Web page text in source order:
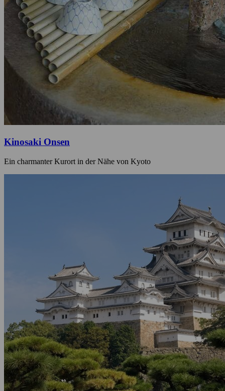
Kinosaki Onsen
Ein charmanter Kurort in der Nähe von Kyoto